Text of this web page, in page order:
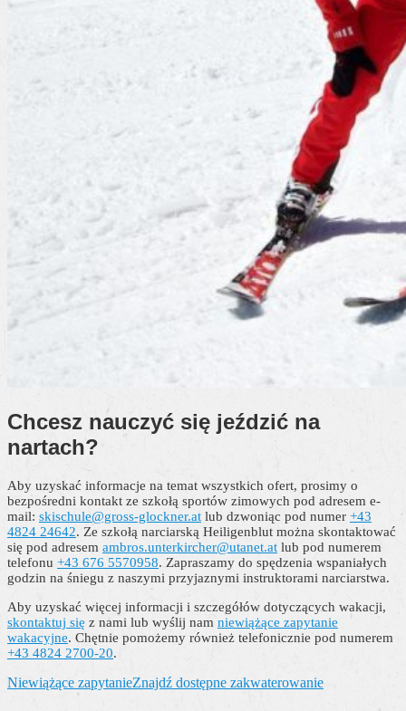
Chcesz nauczyć się jeździć na
nartach?
Aby uzyskać informacje na temat wszystkich ofert, prosimy o
bezpośredni kontakt ze szkołą sportów zimowych pod adresem e-
mail: skischule@gross-glockner.at lub dzwoniąc pod numer +43
4824 24642. Ze szkołą narciarską Heiligenblut można skontaktować
się pod adresem ambros.unterkircher@utanet.at lub pod numerem
telefonu +43 676 5570958. Zapraszamy do spędzenia wspaniałych
godzin na śniegu z naszymi przyjaznymi instruktorami narciarstwa.
Aby uzyskać więcej informacji i szczegółów dotyczących wakacji,
skontaktuj się z nami lub wyślij nam niewiążące zapytanie
wakacyjne. Chętnie pomożemy również telefonicznie pod numerem
+43 4824 2700-20.
Niewiążące zapytanieZnajdź dostępne zakwaterowanie